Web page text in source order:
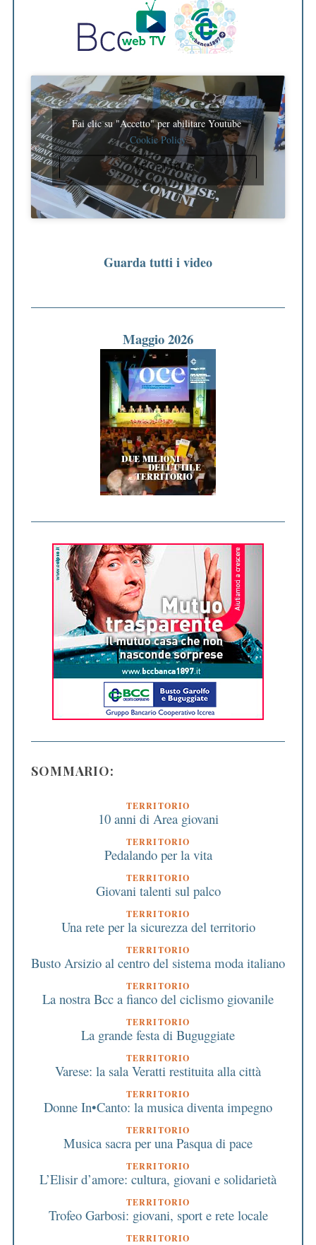
Fai clic su "Accetto" per abilitare Youtube
Cookie Policy
ACCETTO
Guarda tutti i video
Maggio 2026
SOMMARIO:
TERRITORIO
10 anni di Area giovani
TERRITORIO
Pedalando per la vita
TERRITORIO
Giovani talenti sul palco
TERRITORIO
Una rete per la sicurezza del territorio
TERRITORIO
Busto Arsizio al centro del sistema moda italiano
TERRITORIO
La nostra Bcc a fianco del ciclismo giovanile
TERRITORIO
La grande festa di Buguggiate
TERRITORIO
Varese: la sala Veratti restituita alla città
TERRITORIO
Donne In•Canto: la musica diventa impegno
TERRITORIO
Musica sacra per una Pasqua di pace
TERRITORIO
L’Elisir d’amore: cultura, giovani e solidarietà
TERRITORIO
Trofeo Garbosi: giovani, sport e rete locale
TERRITORIO